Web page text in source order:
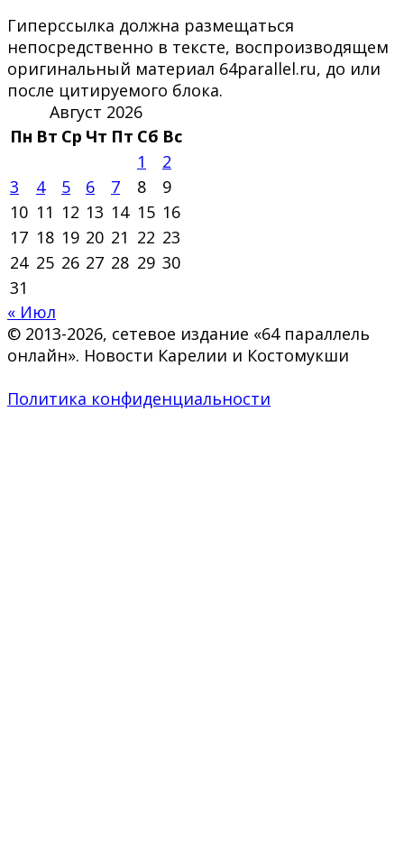
Гиперссылка должна размещаться
непосредственно в тексте, воспроизводящем
оригинальный материал 64parallel.ru, до или
после цитируемого блока.
Август 2026
Пн Вт Ср Чт Пт Сб Вс
1
2
3
4 5 6 7 8
9
10 11 12 13 14 15 16
17 18 19 20 21 22 23
24 25 26 27 28 29 30
31
« Июл
© 2013-2026, сетевое издание «64 параллель
онлайн». Новости Карелии и Костомукши
Политика конфиденциальности